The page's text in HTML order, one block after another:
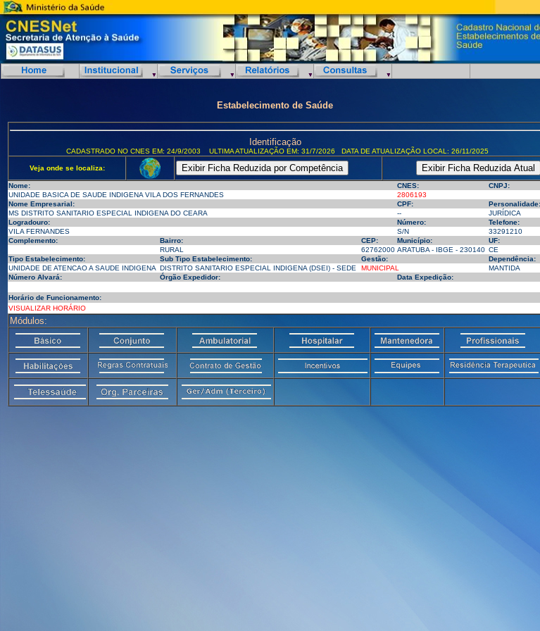
Estabelecimento de Saúde
Identificação
CADASTRADO NO CNES EM: 24/9/2003 ULTIMA ATUALIZAÇÃO EM: 31/7/2026 DATA DE ATUALIZAÇÃO LOCAL: 26/11/2025
Veja onde se localiza:
Nome: CNES:
CNPJ:
UNIDADE BASICA DE SAUDE INDIGENA VILA DOS FERNANDES
2806193
Nome Empresarial:
CPF:
Personalidade:
MS DISTRITO SANITARIO ESPECIAL INDIGENA DO CEARA
--
JURÍDICA
Logradouro:
Número:
Telefone:
VILA FERNANDES
S/N
33291210
Complemento:
Bairro: CEP: Município:
UF:
RURAL
62762000 ARATUBA - IBGE - 230140 CE
Tipo Estabelecimento:
Sub Tipo Estabelecimento: Gestão:
Dependência:
UNIDADE DE ATENCAO A SAUDE INDIGENA DISTRITO SANITARIO ESPECIAL INDIGENA (DSEI) - SEDE MUNICIPAL
MANTIDA
Número Alvará:
Órgão Expedidor: Data Expedição:
Horário de Funcionamento:
VISUALIZAR HORÁRIO
Módulos: